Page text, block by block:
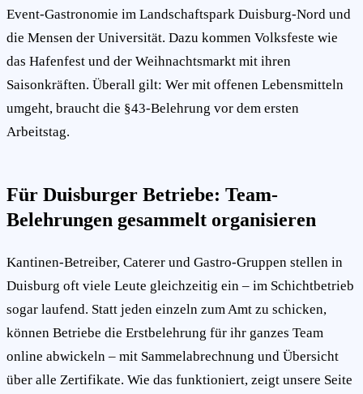
Event-Gastronomie im Landschaftspark Duisburg-Nord und
die Mensen der Universität. Dazu kommen Volksfeste wie
das Hafenfest und der Weihnachtsmarkt mit ihren
Saisonkräften. Überall gilt: Wer mit offenen Lebensmitteln
umgeht, braucht die §43-Belehrung vor dem ersten
Arbeitstag.
Für Duisburger Betriebe: Team-
Belehrungen gesammelt organisieren
Kantinen-Betreiber, Caterer und Gastro-Gruppen stellen in
Duisburg oft viele Leute gleichzeitig ein – im Schichtbetrieb
sogar laufend. Statt jeden einzeln zum Amt zu schicken,
können Betriebe die Erstbelehrung für ihr ganzes Team
online abwickeln – mit Sammelabrechnung und Übersicht
über alle Zertifikate. Wie das funktioniert, zeigt unsere Seite